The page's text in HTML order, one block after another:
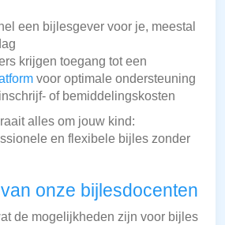
een bijlesgever voor je, meestal
krijgen toegang tot een
voor optimale ondersteuning
of bemiddelingskosten
alles om jouw kind:
en flexibele bijles zonder
onze bijlesdocenten
de mogelijkheden zijn voor bijles